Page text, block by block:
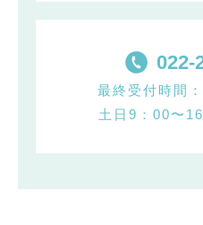
022-
最終受付時間
土日9：00〜